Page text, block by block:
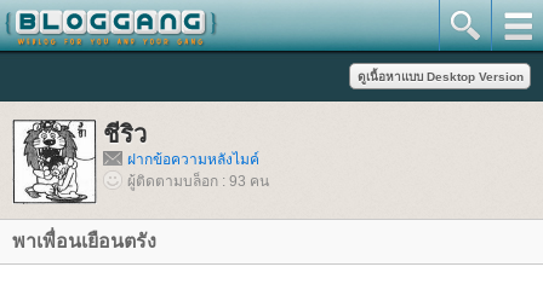
ชีริว
ฝากข้อความหลังไมค์
ผู้ติดตามบล็อก : 93 คน
พาเพื่อนเยือนตรัง